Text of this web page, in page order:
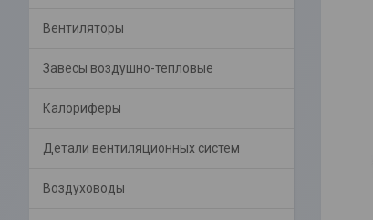
Вентиляторы
Завесы воздушно-тепловые
Калориферы
Детали вентиляционных систем
Воздуховоды